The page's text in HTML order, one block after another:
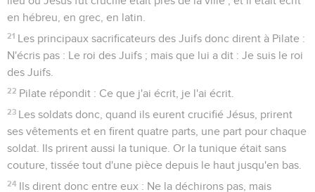
en hébreu, en grec, en latin.
21 Les principaux sacrificateurs des Juifs donc dirent à Pilate :
N'écris pas : Le roi des Juifs ; mais que lui a dit : Je suis le roi
des Juifs.
22 Pilate répondit : Ce que j'ai écrit, je l'ai écrit.
23 Les soldats donc, quand ils eurent crucifié Jésus, prirent
ses vêtements et en firent quatre parts, une part pour chaque
soldat. Ils prirent aussi la tunique. Or la tunique était sans
couture, tissée tout d'une pièce depuis le haut jusqu'en bas.
24 Ils dirent donc entre eux : Ne la déchirons pas, mais